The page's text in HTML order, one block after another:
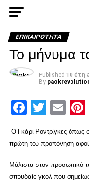
ΕΠΙΚΑΙΡΌΤΗΤΑ
Το μήνυμα
Published 10 έτη
By
Ο Γκάρι Ροντρίγκες όπως
πρώτη του προπόνηση
Μάλιστα στον προσωπικό
σπουδαίο γκολ που